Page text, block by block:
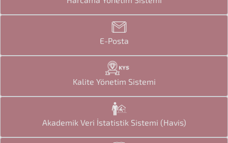
E-Posta
Kalite Yönetim Sistemi
Akademik Veri İstatistik Sistemi (Havis)